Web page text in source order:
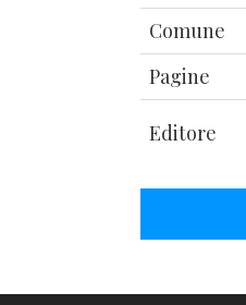
Comune
Pagine
Editore